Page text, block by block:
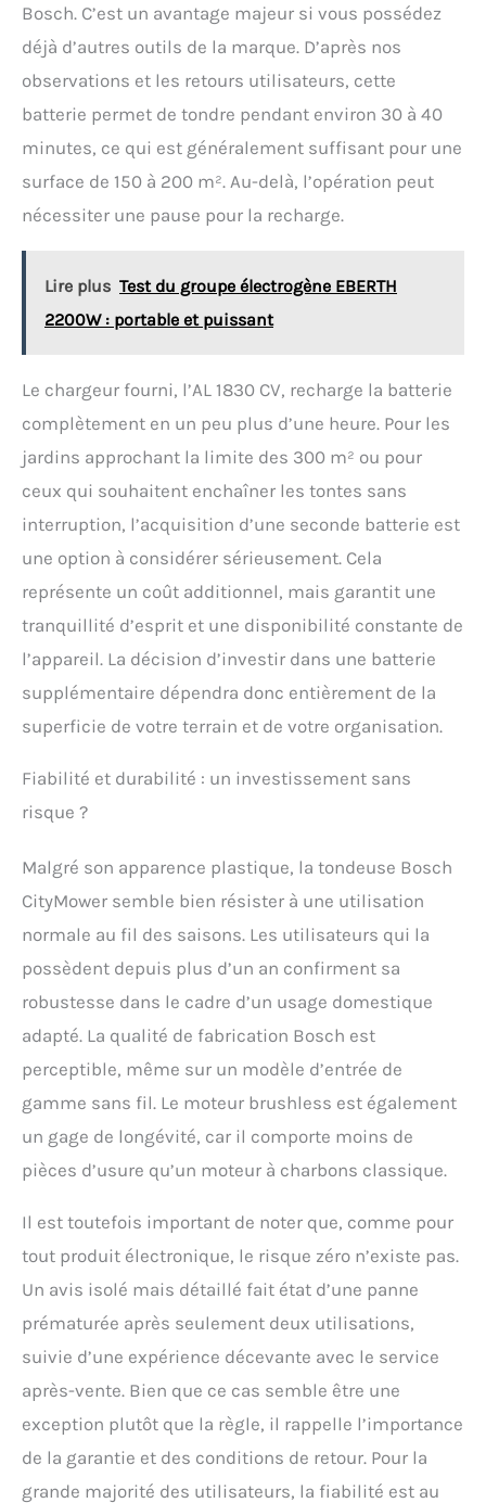
Bosch. C’est un avantage majeur si vous possédez
déjà d’autres outils de la marque. D’après nos
observations et les retours utilisateurs, cette
batterie permet de tondre pendant environ 30 à 40
minutes, ce qui est généralement suffisant pour une
surface de 150 à 200 m². Au-delà, l’opération peut
nécessiter une pause pour la recharge.
Lire plus Test du groupe électrogène EBERTH
2200W : portable et puissant
Le chargeur fourni, l’AL 1830 CV, recharge la batterie
complètement en un peu plus d’une heure. Pour les
jardins approchant la limite des 300 m² ou pour
ceux qui souhaitent enchaîner les tontes sans
interruption, l’acquisition d’une seconde batterie est
une option à considérer sérieusement. Cela
représente un coût additionnel, mais garantit une
tranquillité d’esprit et une disponibilité constante de
l’appareil. La décision d’investir dans une batterie
supplémentaire dépendra donc entièrement de la
superficie de votre terrain et de votre organisation.
Fiabilité et durabilité : un investissement sans
risque ?
Malgré son apparence plastique, la tondeuse Bosch
CityMower semble bien résister à une utilisation
normale au fil des saisons. Les utilisateurs qui la
possèdent depuis plus d’un an confirment sa
robustesse dans le cadre d’un usage domestique
adapté. La qualité de fabrication Bosch est
perceptible, même sur un modèle d’entrée de
gamme sans fil. Le moteur brushless est également
un gage de longévité, car il comporte moins de
pièces d’usure qu’un moteur à charbons classique.
Il est toutefois important de noter que, comme pour
tout produit électronique, le risque zéro n’existe pas.
Un avis isolé mais détaillé fait état d’une panne
prématurée après seulement deux utilisations,
suivie d’une expérience décevante avec le service
après-vente. Bien que ce cas semble être une
exception plutôt que la règle, il rappelle l’importance
de la garantie et des conditions de retour. Pour la
grande majorité des utilisateurs, la fiabilité est au